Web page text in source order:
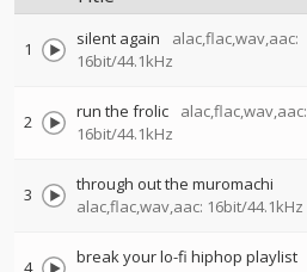
1 silent again
alac,flac,wav,aac:
16bit/44.1kHz
2 run the frolic
alac,flac,wav,aac:
16bit/44.1kHz
3
through out the muromachi
alac,flac,wav,aac: 16bit/44.1kHz
4
break your lo-fi hiphop playlist